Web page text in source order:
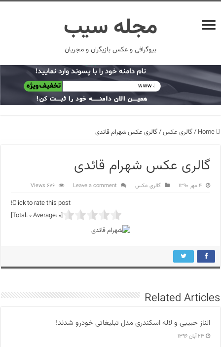
مجله سیب
بیوگرافی و عکس بازیگران و مجریان
Home
/گالری عکس/گالری عکس شهرام قائدی
گالری عکس شهرام قائدی
۴ مهر ۱۳۹۰ گالری عکس Leave a comment
676 Views
Click to rate this post!
[Total:
0Average: 0
]
Related Articles
الناز حبیبی و لاله اسکندری مدل تبلیغاتی خودرو شدند!
۲۳ آبان ۱۳۹۶